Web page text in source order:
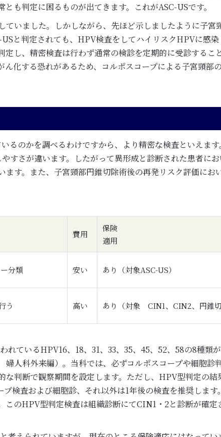
も判定に困るものが出てきます。これがASC-USです。
いました。しかしながら、先ほど示しましたように子宮
と判定されても、HPV検査をしてハイリスクHPVに感
し、精密検査は行わず通常の検診を定期的に受診するこ
化する恐れがあるため、コルポスコープによる子宮頸部
のかを調べるわけですから、より精密な検査といえます
すさが違います。したがって異形成と診断された患者に
す。また、子宮頸部円錐切除術後の再発リスク評価にお
費用
保険
適用
分類 安い あり（対象ASC-US）
う 高い あり（対象 CIN1、CIN2、円錐切
ているHPV16、18、31、33、35、45、52、58の8種類
人科外来編）。当科では、必ずコルポスコープや細胞診
判断で観察期間を設定します。ただし、HPV型判定の結
検査および細胞診、それ以外は1年後の検査を推奨しま
のHPV型判定検査は組織診断にてCIN1・2と診断が確定